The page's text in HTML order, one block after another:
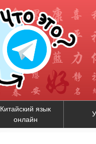
Китайский язык
онлайн